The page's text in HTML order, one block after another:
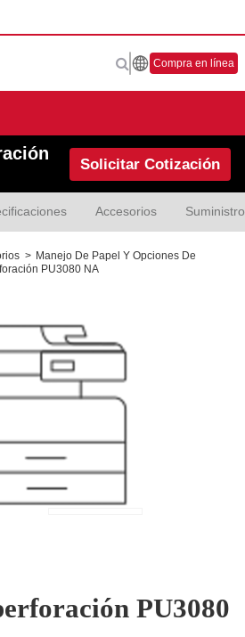
Compra en línea
Solicitar Cotización
Accesorios
> Manejo De Papel Y Opciones De
PU3080 NA
PU3080